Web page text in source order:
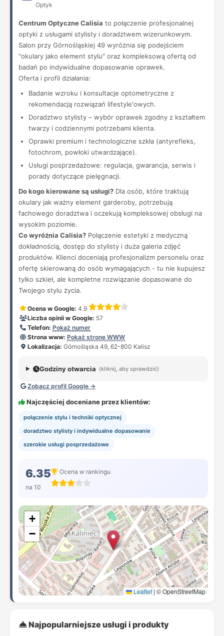
Optyk
Centrum Optyczne Calisia to połączenie profesjonalnej
optyki z usługami stylisty i doradztwem wizerunkowym.
Salon przy Górnośląskiej 49 wyróżnia się podejściem
"okulary jako element stylu" oraz kompleksową ofertą od
badań po indywidualne dopasowanie oprawek.
Oferta i profil działania:
Badanie wzroku i konsultacje optometryczne z
rekomendacją rozwiązań lifestyle'owych.
Doradztwo stylisty – wybór oprawek zgodny z kształtem
twarzy i codziennymi potrzebami klienta.
Oprawki premium i technologiczne szkła (antyrefleks,
fotochrom, powłoki utwardzające).
Usługi posprzedażowe: regulacja, gwarancja, serwis i
porady dotyczące pielęgnacji.
Do kogo kierowane są usługi? Dla osób, które traktują
okulary jak ważny element garderoby, potrzebują
fachowego doradztwa i oczekują kompleksowej obsługi na
wysokim poziomie.
Co wyróżnia Calisia? Połączenie estetyki z medyczną
dokładnością, dostęp do stylisty i duża galeria zdjęć
produktów. Klienci doceniają profesjonalizm personelu oraz
ofertę skierowaną do osób wymagających - tu nie kupujesz
tylko szkieł, ale kompletne rozwiązanie dopasowane do
Twojego stylu życia.
Ocena w Google: 4.9
Liczba opinii w Google: 57
Telefon: Pokaż numer
Strona www: Pokaż stronę WWW
Lokalizacja: Górnośląska 49, 62-800 Kalisz
Godziny otwarcia (kliknij, aby sprawdzić)
Zobacz profil Google →
Najczęściej doceniane przez klientów:
połączenie stylu i techniki optycznej
doradztwo stylisty i indywidualne dopasowanie
szerokie usługi posprzedażowe
6.35
na 10
Ocena w rankingu
+
−
Leaflet | © OpenStreetMap
Najpopularniejsze usługi i produkty